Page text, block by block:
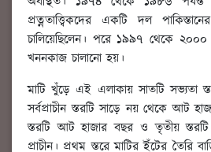
প্রত্নতাত্ত্বিকদের একটি দল
চালিয়েছিলেন। পরে ১৯৯৭ থেকে
খননকাজ চালানো হয়।
মাটি খুঁড়ে এই এলাকায় সাতটি সভ্যতা
সর্বপ্রাচীন স্তরটি সাড়ে নয় থেকে আট
স্তরটি আট হাজার বছর ও তৃতীয়
প্রাচীন। প্রথম স্তরে মাটির ইঁটের তৈরি